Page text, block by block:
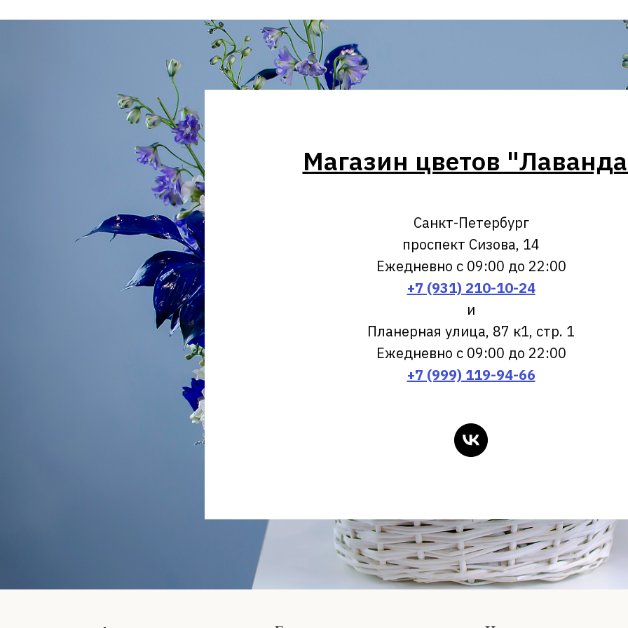
Магазин цветов
Санкт-Петербург
проспект Сизова, 14
Ежедневно с 09:00 до 22:00
+7 (931) 210-10-24
и
Планерная улица, 87 к1, стр. 1
Ежедневно с 09:00 до 22:00
+7 (999) 119-94-66